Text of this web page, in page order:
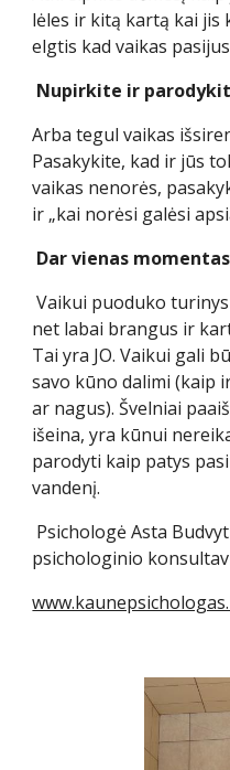
lėles ir kitą kartą kai jis
elgtis kad vaikas
Nupirkite ir
Arba tegul vaikas
Pasakykite, kad ir jūs
vaikas nenorės,
ir „kai norėsi galėsi
Dar vienas
Vaikui puoduko
net labai brangus ir
Tai yra JO. Vaikui gali
savo kūno dalimi (kaip
ar nagus). Švelniai
išeina, yra kūnui
parodyti kaip patys
vandenį.
Psichologė Asta
psichologinio